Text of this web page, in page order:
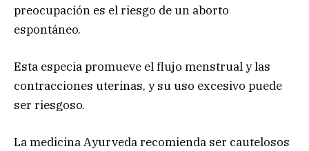
preocupación es el riesgo de un aborto
espontáneo.
Esta especia promueve el flujo menstrual y las
contracciones uterinas, y su uso excesivo puede
ser riesgoso.
La medicina Ayurveda recomienda ser cautelosos